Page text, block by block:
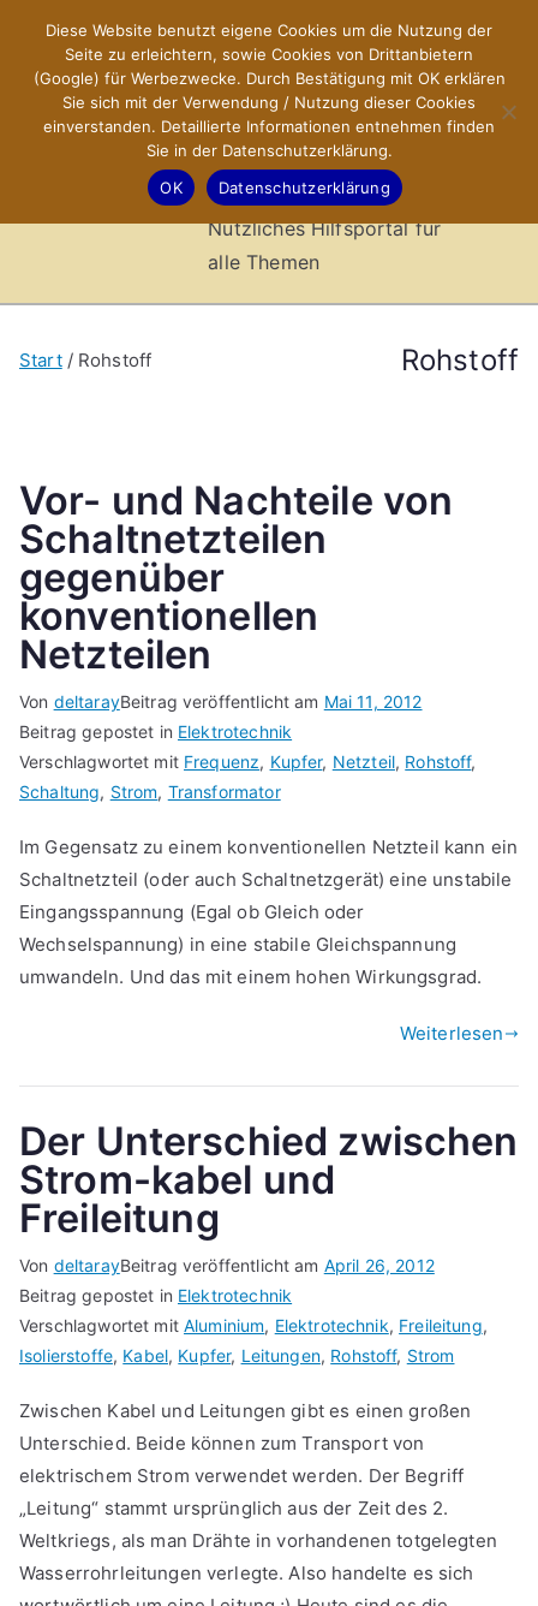
springen
X-Sites.de
–
Hilfsportal
Nützliches Hilfsportal für
alle Themen
Rohstoff
Start Rohstoff
Vor- und Nachteile von
Schaltnetzteilen
gegenüber
konventionellen
Netzteilen
Von deltarayBeitrag veröffentlicht am Mai 11, 2012
Beitrag gepostet in Elektrotechnik
Verschlagwortet mit Frequenz, Kupfer, Netzteil, Rohstoff,
Schaltung, Strom, Transformator
Im Gegensatz zu einem konventionellen Netzteil kann ein
Schaltnetzteil (oder auch Schaltnetzgerät) eine unstabile
Eingangsspannung (Egal ob Gleich oder
Wechselspannung) in eine stabile Gleichspannung
umwandeln. Und das mit einem hohen Wirkungsgrad.
Weiterlesen
Der Unterschied zwischen
Strom-kabel und
Freileitung
Von deltarayBeitrag veröffentlicht am April 26, 2012
Beitrag gepostet in Elektrotechnik
Verschlagwortet mitAluminium, Elektrotechnik, Freileitung,
Isolierstoffe, Kabel, Kupfer, Leitungen, Rohstoff, Strom
Zwischen Kabel und Leitungen gibt es einen großen
Unterschied. Beide können zum Transport von
elektrischem Strom verwendet werden. Der Begriff
„Leitung“ stammt ursprünglich aus der Zeit des 2.
Weltkriegs, als man Drähte in vorhandenen totgelegten
Wasserrohrleitungen verlegte. Also handelte es sich
Diese Website benutzt eigene Cookies um die Nutzung der
Seite zu erleichtern, sowie Cookies von Drittanbietern
(Google) für Werbezwecke. Durch Bestätigung mit OK erklären
Sie sich mit der Verwendung / Nutzung dieser Cookies
einverstanden. Detaillierte Informationen entnehmen finden
Sie in der Datenschutzerklärung.
OK
Datenschutzerklärung